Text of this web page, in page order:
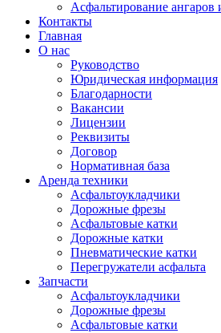
Асфальтирование ангаров
Контакты
Главная
О нас
Руководство
Юридическая информация
Благодарности
Вакансии
Лицензии
Реквизиты
Договор
Нормативная база
Аренда техники
Асфальтоукладчики
Дорожные фрезы
Асфальтовые катки
Дорожные катки
Пневматические катки
Перегружатели асфальта
Запчасти
Асфальтоукладчики
Дорожные фрезы
Асфальтовые катки